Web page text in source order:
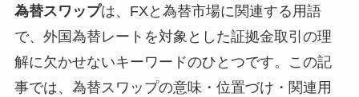
為替スワップは、FXと為替市場に関連する用語
で、外国為替レートを対象とした証拠金取引の理
解に欠かせないキーワードのひとつです。この記
事では、為替スワップの意味・位置づけ・関連用